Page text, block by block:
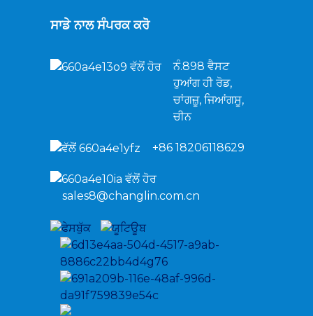
ਸਾਡੇ ਨਾਲ ਸੰਪਰਕ ਕਰੋ
ਨੰ.898 ਵੈਸਟ
ਹੁਆਂਗ ਹੀ ਰੋਡ,
ਚਾਂਗਜ਼ੂ, ਜਿਆਂਗਸੂ,
ਚੀਨ
+86 18206118629
sales8@changlin.com.cn